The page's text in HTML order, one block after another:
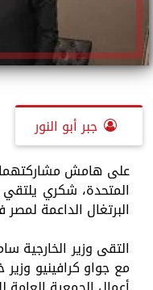
جبر أبو النور
على هامش مشاركتهما
المتحدة، شكري
البرتغال الداعمة
مع جواو كرافينيو